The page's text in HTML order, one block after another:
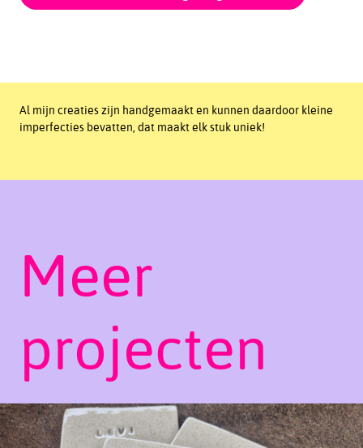
Al mijn creaties zijn handgemaakt en kunnen daardoor kleine
imperfecties bevatten, dat maakt elk stuk uniek!
Meer
projecten